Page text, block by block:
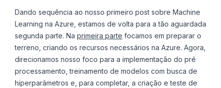
Dando sequência ao nosso primeiro post sobre Machine
Learning na Azure, estamos de volta para a tão aguardada
segunda parte. Na primeira parte focamos em preparar o
terreno, criando os recursos necessários na Azure. Agora,
direcionamos nosso foco para a implementação do pré
processamento, treinamento de modelos com busca de
hiperparâmetros e, para completar, a criação e teste de